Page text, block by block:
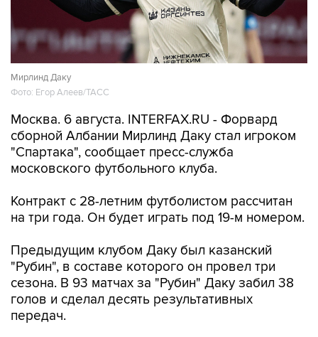
Мирлинд Даку
Фото: Егор Алеев/ТАСС
Москва. 6 августа. INTERFAX.RU - Форвард
сборной Албании Мирлинд Даку стал игроком
"Спартака", сообщает пресс-служба
московского футбольного клуба.
Контракт с 28-летним футболистом рассчитан
на три года. Он будет играть под 19-м номером.
Предыдущим клубом Даку был казанский
"Рубин", в составе которого он провел три
сезона. В 93 матчах за "Рубин" Даку забил 38
голов и сделал десять результативных
передач.